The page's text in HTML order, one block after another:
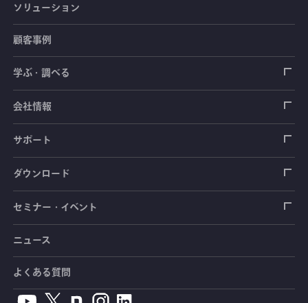
ひずみゲージ
センサ（変換器）
ロードセル
加速度センサ
圧力センサ
トルクセンサ
土木建築用センサ
荷重計
土圧計
間隙水圧計
傾斜計
鉄筋計
自動車用センサ
シートベルト張力計
操舵力・操舵角計
手ブレーキ計・チェンジレバー操作力計
踏力計
ホイールトルクセンサ
人体ダミー用センサ
測定器
データロガー
指示計・表示器
増幅器（アンプ）
ハンディ測定器（チェッカ）
ソフトウェア
計測システム
道路用計測システム
鉄道用計測システム
自動車用計測システム
ブリッジボックス
ケーブル・コネクタ
アクセサリ
ソリューション
顧客事例
学ぶ・調べる
ひずみゲージ
センサ（変換器）
測定器
光ファイバ計測ソリューション - 学ぶ・調べる
共和技報
単位変換表
会社情報
拠点情報
会社概要
サポート
製品輸出時の取り扱いと該非判定書
毒物及び劇物譲受書
安全データシート（SDS）
カタログ・資料のダウンロード
生産終了製品一覧
ダウンロード
カタログ
取扱説明書
CADデータ
セミナー・イベント
セミナー・講習会
イベント・展示会
ニュース
よくある質問